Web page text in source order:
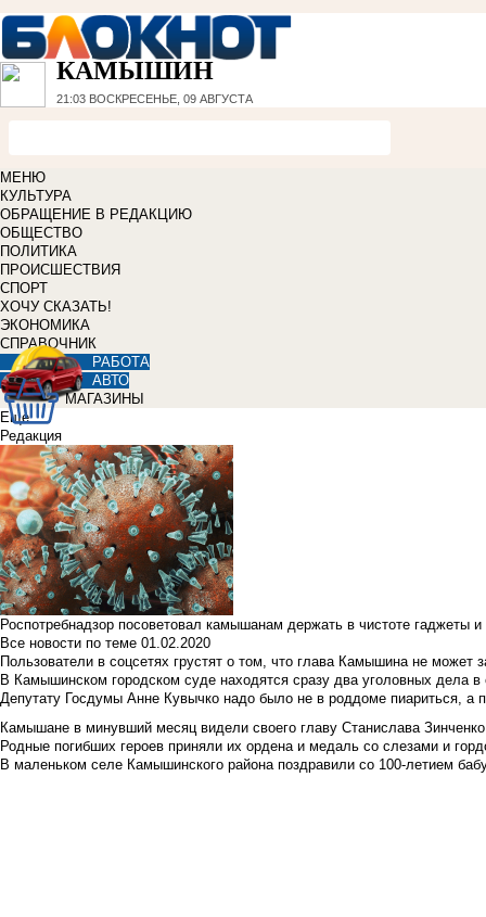
КАМЫШИН
21:03 ВОСКРЕСЕНЬЕ, 09 АВГУСТА
МЕНЮ
КУЛЬТУРА
ОБРАЩЕНИЕ В РЕДАКЦИЮ
ОБЩЕСТВО
ПОЛИТИКА
ПРОИСШЕСТВИЯ
СПОРТ
ХОЧУ СКАЗАТЬ!
ЭКОНОМИКА
СПРАВОЧНИК
РАБОТА
АВТО
МАГАЗИНЫ
Еще
Редакция
Роспотребнадзор посоветовал камышанам держать в чистоте гаджеты
Все новости по теме 01.02.2020
Пользователи в соцсетях грустят о том, что глава Камышина не может
В Камышинском городском суде находятся сразу два уголовных дела
Депутату Госдумы Анне Кувычко надо было не в роддоме пиариться, а
Камышане в минувший месяц видели своего главу Станислава Зинченко
Родные погибших героев приняли их ордена и медаль со слезами и
В маленьком селе Камышинского района поздравили со 100-летием